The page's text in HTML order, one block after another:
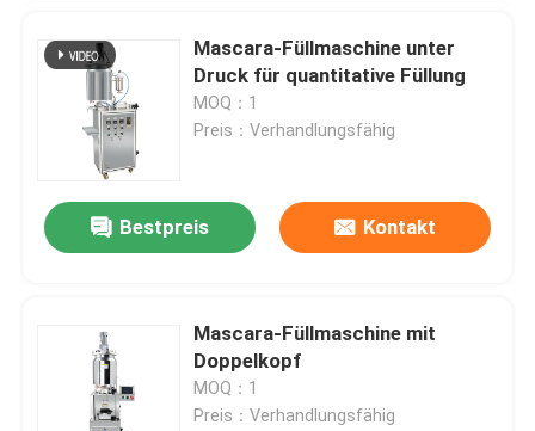
Mascara-Füllmaschine unter
Druck für quantitative Füllung
MOQ：1
Preis：Verhandlungsfähig
Bestpreis Kontakt
Mascara-Füllmaschine mit
Doppelkopf
MOQ：1
Preis：Verhandlungsfähig